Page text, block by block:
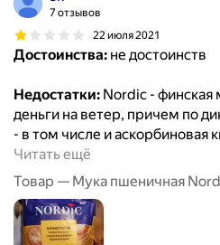
7 отзывов
22 июля 2021
Достоинства: не достоинств
Недостатки: Nordic - финская
деньги на ветер, причем по
- в том числе и аскорбиновая
Читать ещё
Товар — Мука пшеничная